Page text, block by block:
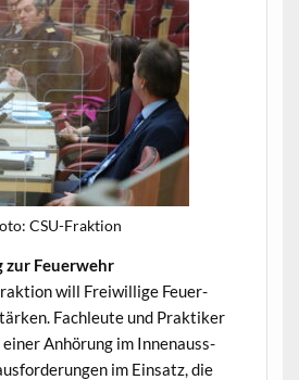
CSU-Frak­tion
zur Feuerwehr
will Frei­willige Feuer­
Fach­leute und Prak­tik­er
ein­er Anhörung im Innenauss­
im Ein­satz, die